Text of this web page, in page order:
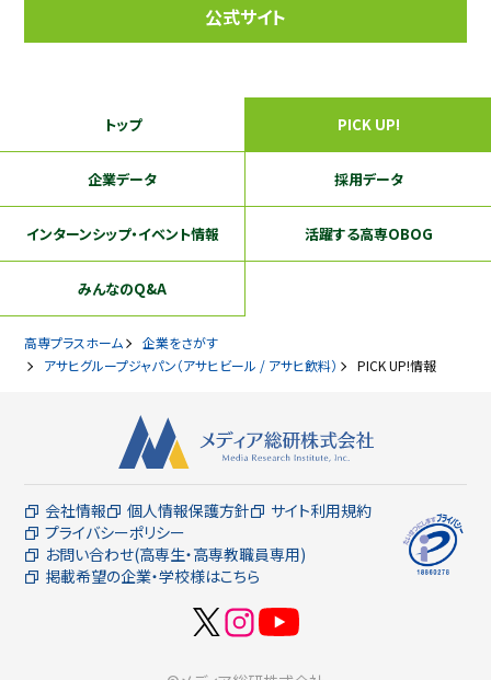
公式サイト
トップ PICK UP!
企業データ 採用データ
インターンシップ・イベント情報 活躍する高専OBOG
みんなのQ&A
高専プラスホーム
企業をさがす
アサヒグループジャパン（アサヒビール / アサヒ飲料）
PICK UP!情報
会社情報 個人情報保護方針
サイト利用規約
プライバシーポリシー
お問い合わせ(高専生・高専教職員専用)
掲載希望の企業・学校様はこちら